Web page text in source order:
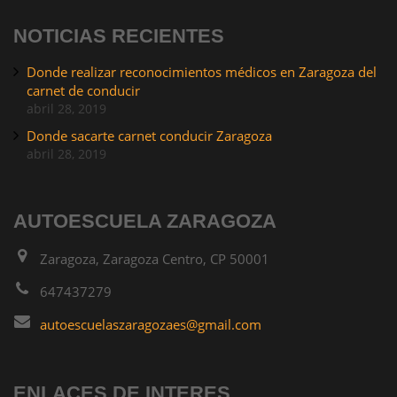
NOTICIAS RECIENTES
Donde realizar reconocimientos médicos en Zaragoza del
carnet de conducir
abril 28, 2019
Donde sacarte carnet conducir Zaragoza
abril 28, 2019
AUTOESCUELA ZARAGOZA
Zaragoza, Zaragoza Centro, CP 50001
647437279
autoescuelaszaragozaes@gmail.com